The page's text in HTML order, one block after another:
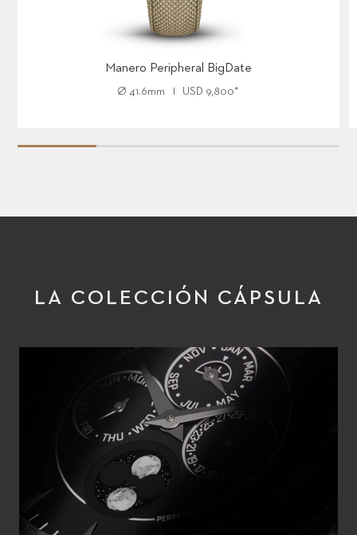
Manero Peripheral BigDate
Ø 41.6mm USD 9,800*
LA COLECCIÓN CÁPSULA